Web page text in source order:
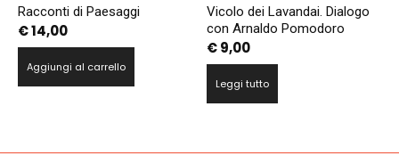
Racconti di Paesaggi
€14,00
Aggiungi al carrello
Vicolo dei Lavandai. Dialogo
con Arnaldo Pomodoro
€9,00
Leggi tutto